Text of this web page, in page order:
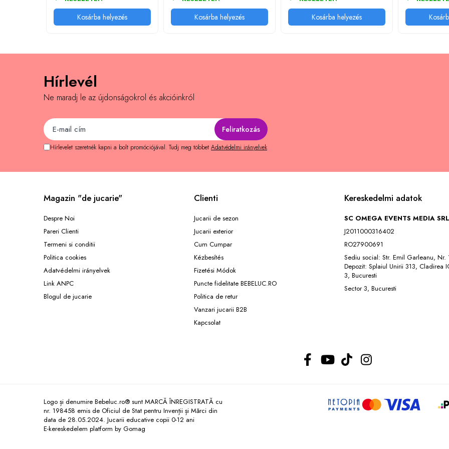
Memóriajátékok
Betűs játékok
Interaktív játékok
Válogatott könyvek
Könyvek 1 éves gyerekeknek
Könyvek 2 éves gyerekeknek
Könyvek 5 éves gyerekeknek
Könyvek 8 éves gyerekeknek
Interaktív könyvek
Színező könyvek
Ajándékok gyerekeknek
Gyerek órák
Zenélő dobozok
Ajándékok 4 éves gyerekeknek
Ajándékok 5 éves gyerekeknek
Kosárba helyezés Kosárba helyezés Kosárba helyezés
Hírlevél
Ne maradj le az újdonságokrol és akcióinkról
Hírlevelet szeretnék kapni a bolt promóciójával. Tudj meg többet Adatvédelmi irányelvek
Magazin "de jucarie"
Despre Noi
Pareri Clienti
Termeni si conditii
Politica cookies
Adatvédelmi irányelvek
Link ANPC
Blogul de jucarie
Clienti
Jucarii de sezon
Jucarii exterior
Cum Cumpar
Kézbesítés
Fizetési Módok
Puncte fidelitate BEBELUC.RO
Politica de retur
Vanzari jucarii B2B
Kapcsolat
Kereskedelmi adatok
SC OMEGA EVENTS MEDIA SRL
J2011000316402
RO27900691
Sediu social: Str. Emil Garleanu, Nr.
Depozit: Splaiul Unirii 313, Cladirea
3, Bucuresti
Sector 3, Bucuresti
Logo și denumire Bebeluc.ro® sunt MARCĂ ÎNREGISTRATĂ cu
nr. 198458 emis de Oficiul de Stat pentru Invenții și Mărci din
data de 28.05.2024. Jucarii educative copii 0-12 ani
E-kereskedelem platform by Gomag